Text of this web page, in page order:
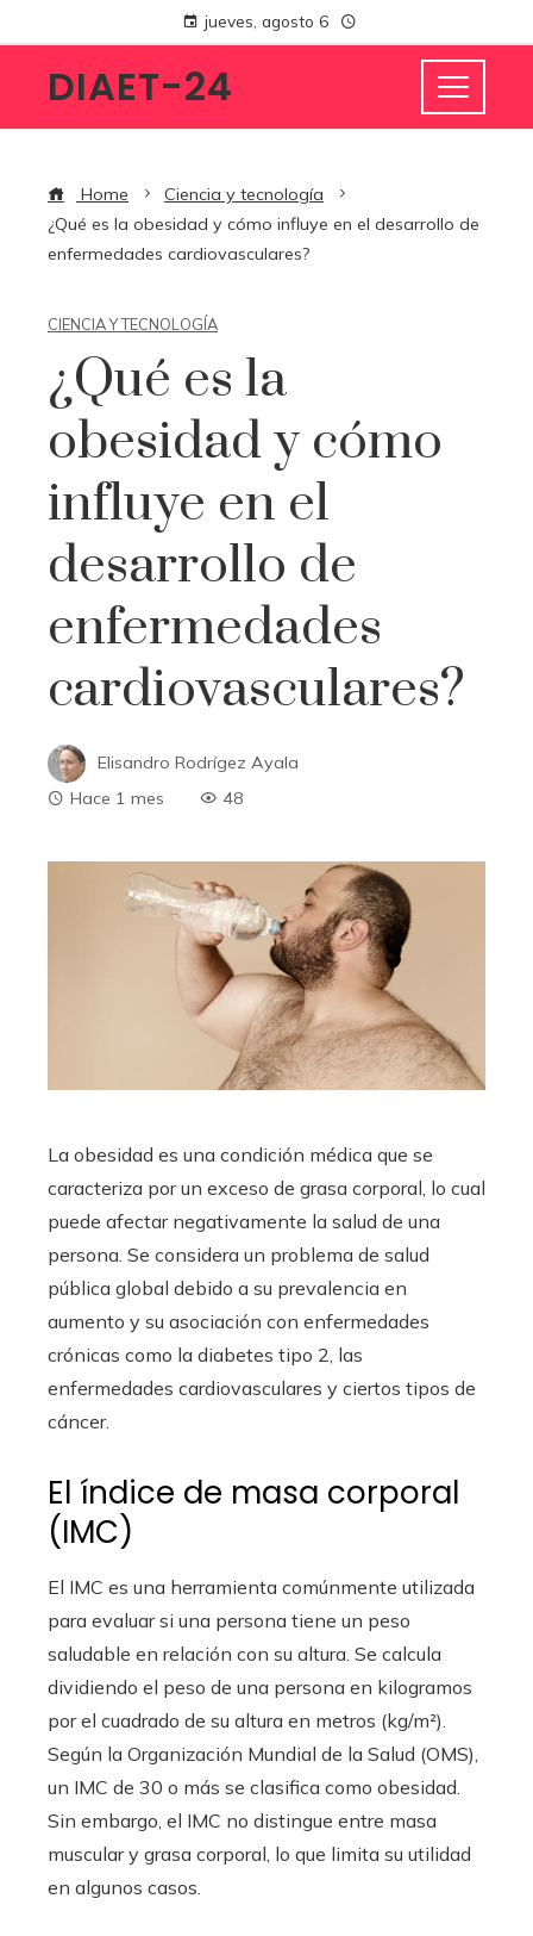
jueves, agosto 6
DIAET-24
Home
Ciencia y tecnología
¿Qué es la obesidad y cómo influye en el desarrollo de
enfermedades cardiovasculares?
CIENCIA Y TECNOLOGÍA
¿Qué es la
obesidad y cómo
influye en el
desarrollo de
enfermedades
cardiovasculares?
Elisandro Rodrígez Ayala
Hace 1 mes
48
La obesidad es una condición médica que se
caracteriza por un exceso de grasa corporal, lo cual
puede afectar negativamente la salud de una
persona. Se considera un problema de salud
pública global debido a su prevalencia en
aumento y su asociación con enfermedades
crónicas como la diabetes tipo 2, las
enfermedades cardiovasculares y ciertos tipos de
cáncer.
El índice de masa corporal
(IMC)
El IMC es una herramienta comúnmente utilizada
para evaluar si una persona tiene un peso
saludable en relación con su altura. Se calcula
dividiendo el peso de una persona en kilogramos
por el cuadrado de su altura en metros (kg/m²).
Según la Organización Mundial de la Salud (OMS),
un IMC de 30 o más se clasifica como obesidad.
Sin embargo, el IMC no distingue entre masa
muscular y grasa corporal, lo que limita su utilidad
en algunos casos.